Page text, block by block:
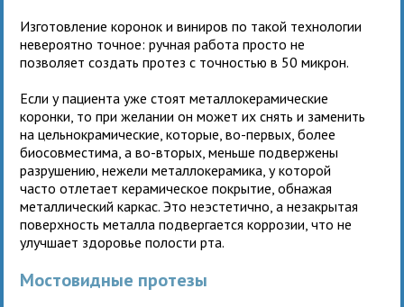
Изготовление коронок и виниров по такой технологии
невероятно точное: ручная работа просто не
позволяет создать протез с точностью в 50 микрон.
Если у пациента уже стоят металлокерамические
коронки, то при желании он может их снять и заменить
на цельнокрамические, которые, во-первых, более
биосовместима, а во-вторых, меньше подвержены
разрушению, нежели металлокерамика, у которой
часто отлетает керамическое покрытие, обнажая
металлический каркас. Это неэстетично, а незакрытая
поверхность металла подвергается коррозии, что не
улучшает здоровье полости рта.
Мостовидные протезы